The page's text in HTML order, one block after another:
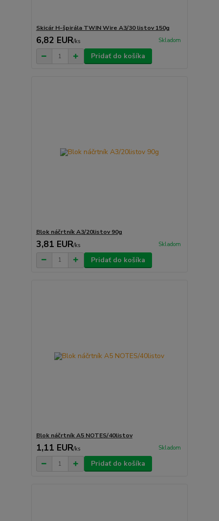
Skicár H-špirála TWIN Wire A3/30 listov 150g
6,82 EUR/ks Skladom
Pridať do košíka
Blok náčrtník A3/20listov 90g
3,81 EUR/ks Skladom
Pridať do košíka
Blok náčrtník A5 NOTES/40listov
1,11 EUR/ks Skladom
Pridať do košíka